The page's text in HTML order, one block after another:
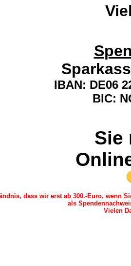
IBAN: DE06
BIC:
Sie
dass wir erst ab 300.-Euro, wenn
als
Vielen